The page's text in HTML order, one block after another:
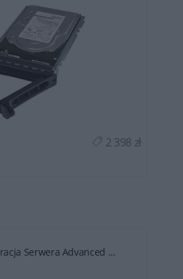
2 398 zł
Serwera Advanced ...